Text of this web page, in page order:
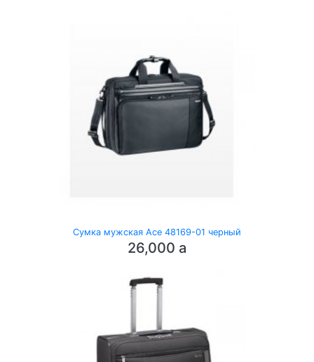
Сумка мужская Ace 48169-01 черный
26,000 a